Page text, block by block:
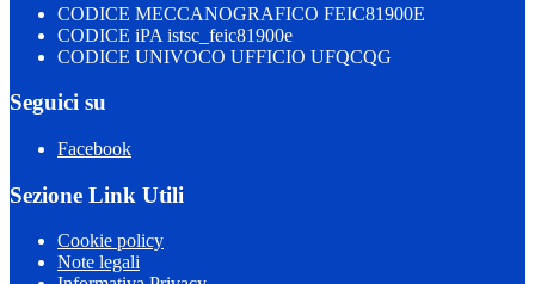
CODICE MECCANOGRAFICO FEIC81900E
CODICE iPA istsc_feic81900e
CODICE UNIVOCO UFFICIO UFQCQG
Seguici su
Facebook
Sezione Link Utili
Cookie policy
Note legali